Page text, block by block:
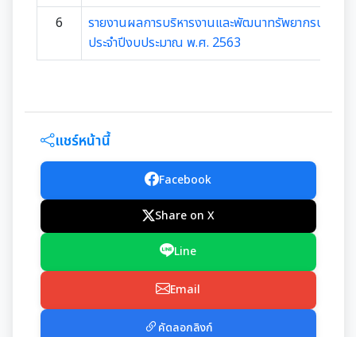
การเลื่อนขั้นเงินเดือน
สวัสดิการพนักงานส่วนท้องถิ่น
หลักเกณฑ์การลา
หลักเกณฑ์การคัดเลือกเข้ารับการอบรม
การเสริมสร้างและพัฒนาพนักงาน และข้าราชการท้อง
ถิ่น
คลินิกจริยธรรม
เกร็ดความรู้ที่เกี่ยวข้องในการปฏิบัติงานราชการ
รายงานผลการสำรวจความพึงพอใจการให้บริการ
E-SERVICE
โอนงบประมาณรายจ่ายประจำปี
รายงานผลการใช้จ่ายงบประมาณประจำปี
การจัดซื้อจัดจ้างหรือการจัดหาพัสดุ
สรุปผลการจัดซื้อจัดจ้าง หรือการจัดหาพัสดุรายเดือน
รายงานผลการจัดซื้อจัดจ้าง หรือการจัดหาพัสดุประจำปี
รายการการจัดซื้อจัดจ้างหรือการจัดหาพัสดุ (งบลงทุน)
ความก้าวหน้าการจัดซื้อจัดจ้างหรือการจัดหาพัสดุ
การกำหนดอายุการใช้งานและอัตราค่าเสื่อมราคาสิน
ทรัพย
การบริหารและพัฒนาทรัพยากรบุคคล
หลักเกณฑ์การบริหารและพัฒนาทรัพยากรบุคคล
แผนการบริหารและพัฒนาทรัพยากรบุคคล
รายงานผลการบริหารและพัฒนาทรัพยากรบุคคล
ประมวลจริยธรรมสำหรับเจ้าหน้าที่ของรัฐ
6
รายงานผลการบริหารงานและพัฒนาทรัพยากรบุคคล
ประจำปีงบประมาณ พ.ศ. 2563
แชร์หน้านี้
Facebook
Share on X
Line
Email
คัดลอกลิงก์